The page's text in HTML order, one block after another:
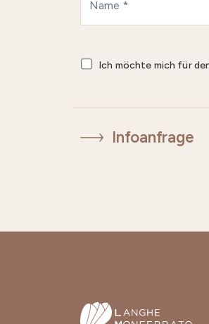
Ich möchte mich für
Infoanfrage